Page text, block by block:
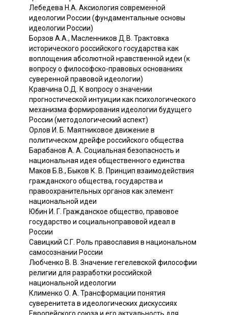
Лебедева H.A. Аксиология современной
идеологии России (фундаментальные основы
идеологии России)
Борзов A.A., Масленников Д.В. Трактовка
исторического российского государства как
воплощения абсолютной нравственной идеи (к
вопросу о философско-правовых основаниях
суверенной правовой идеологии)
Кравчина О.Д. К вопросу о значении
прогностической интуиции как психологического
механизма формирования идеологии будущего
России (методологический аспект)
Орлов И. Б. Маятниковое движение в
политическом дрейфе российского общества
Барабанов А. А. Социальная безопасность и
национальная идея общественного единства
Маков Б.В., Быков К. В. Принцип взаимодействия
гражданского общества, государства и
правоохранительных органов как элемент
национальной идеи
Юбин И. Г. Гражданское общество, правовое
государство и социальноправовой идеал в
России
Савицкий С.Г. Роль православия в национальном
самосознании России
Любченко В. В. Значение гегелевской философии
религии для разработки российской
национальной идеологии
Клименко О. А. Трансформации понятия
суверенитета в идеологических дискуссиях
Европейского союза и его актуальность для